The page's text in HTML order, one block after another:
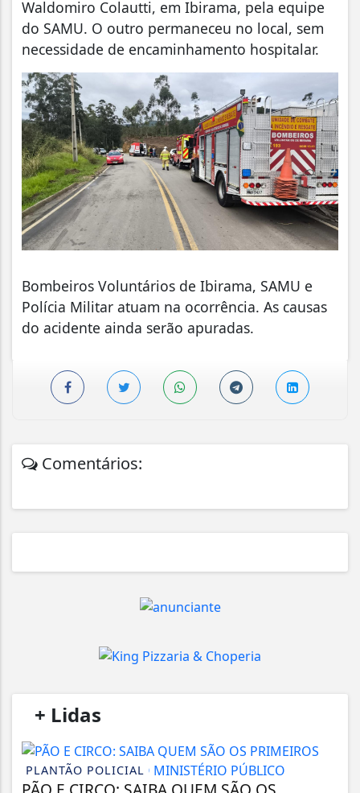
Waldomiro Colautti, em Ibirama, pela equipe
do SAMU. O outro permaneceu no local, sem
necessidade de encaminhamento hospitalar.
Bombeiros Voluntários de Ibirama, SAMU e
Polícia Militar atuam na ocorrência. As causas
do acidente ainda serão apuradas.
Comentários:
+ Lidas
PLANTÃO POLICIAL